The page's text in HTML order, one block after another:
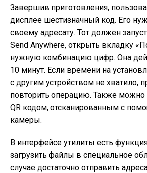
Завершив приготовления,
дисплее шестизначный код. Его
своему адресату. Тот должен
Send Anywhere, открыть вкладку
нужную комбинацию цифр. Она
10 минут. Если времени на
с другим устройством не хватило,
повторить операцию. Также можно
QR кодом, отсканированным с
камеры.
В интерфейсе утилиты есть
загрузить файлы в специальное
случае достаточно отправить